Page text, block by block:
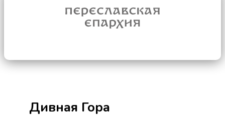
Дивная Гора